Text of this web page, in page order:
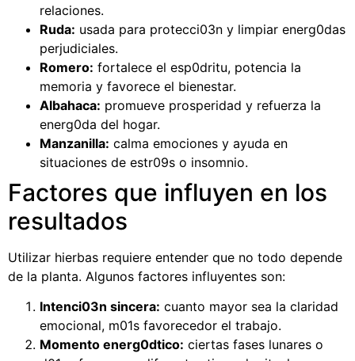
relaciones.
Ruda: usada para protecci03n y limpiar energ0das
perjudiciales.
Romero: fortalece el esp0dritu, potencia la
memoria y favorece el bienestar.
Albahaca: promueve prosperidad y refuerza la
energ0da del hogar.
Manzanilla: calma emociones y ayuda en
situaciones de estr09s o insomnio.
Factores que influyen en los
resultados
Utilizar hierbas requiere entender que no todo depende
de la planta. Algunos factores influyentes son:
Intenci03n sincera: cuanto mayor sea la claridad
emocional, m01s favorecedor el trabajo.
Momento energ0dtico: ciertas fases lunares o